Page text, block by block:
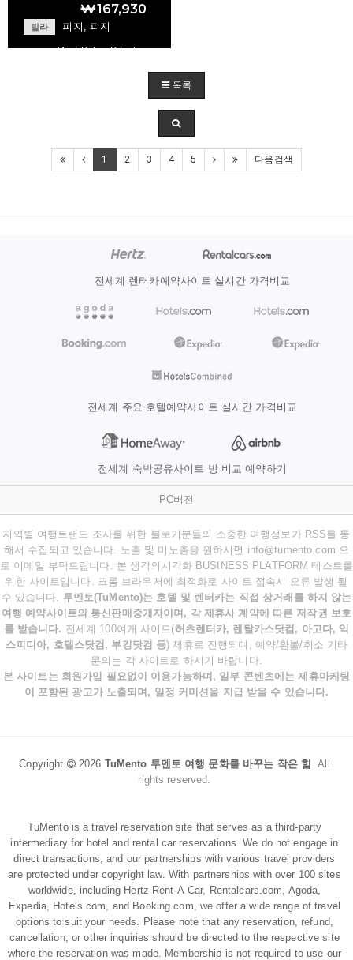
₩167,930
빌라 피지, 피지
Maui Palms Privat…
목록
1 2 3 4 5 다음검색
전세계 렌터카예약사이트 실시간 가격비교
전세계 주요 호텔예약사이트 실시간 가격비교
전세계 숙박공유사이트 방 비교 예약하기
PC버전
지역별 여행트랜드 조사를 위한 블로거분들의 소중한 여행정보가 RSS를 통
해서 수집되고 있습니다. 노출 및 미노출을 원하시면 info@tumento.com 으
로 이메일 부탁드립니다. 본 생각의시각화 BUSINESS PLATFORM 테스트를
위한 사이트입니다. 크롬 브라우저에 최적화로 사이트 접속시 오류 발생 될
수 있습니다. 투멘토(TuMento)는 호텔 및 렌터카는 직접 상거래를 하지 않는
여행 예약사이트의 통신판매중개자이며, 각 제휴사 계약에 따른 저작권 보호
를 받습니다. 전세계 100여개 사이트(허츠렌터카, 렌탈카스닷컴, 아고다, 익
스피디아, 호텔스닷컴, 부킹닷컴 등) 제휴로 진행되며, 예약/환불/취소 기타
문의는 각 사이트로 하시기 바랍니다.
본 사이트는 회원가입 필요없이 이용가능하며, 일부 콘텐츠에는 제휴마케팅
이 포함된 광고가 노출되며, 일정 커미션을 지급 받을 수 있습니다.
Copyright 2026 TuMento 투멘토 여행 문화를 바꾸는 작은 힘 .All
rights reserved.
TuMento is a travel reservation site that serves as a third-party
intermediary for hotel and rental car reservations. We do not engage in
direct transactions, and our partnerships with various travel providers
are protected under copyright law. With partnerships with over 100 sites
worldwide, including Hertz Rent-A-Car, Rentalcars.com, Agoda,
Expedia, Hotels.com, and Booking.com, we offer a wide range of travel
options to suit your needs. Please note that any reservation, refund,
cancellation, or other inquiries should be directed to the respective site
where the reservation was made. Membership is not required to use our